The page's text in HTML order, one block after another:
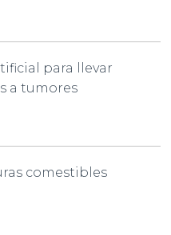
para llevar
a tumores
comestibles